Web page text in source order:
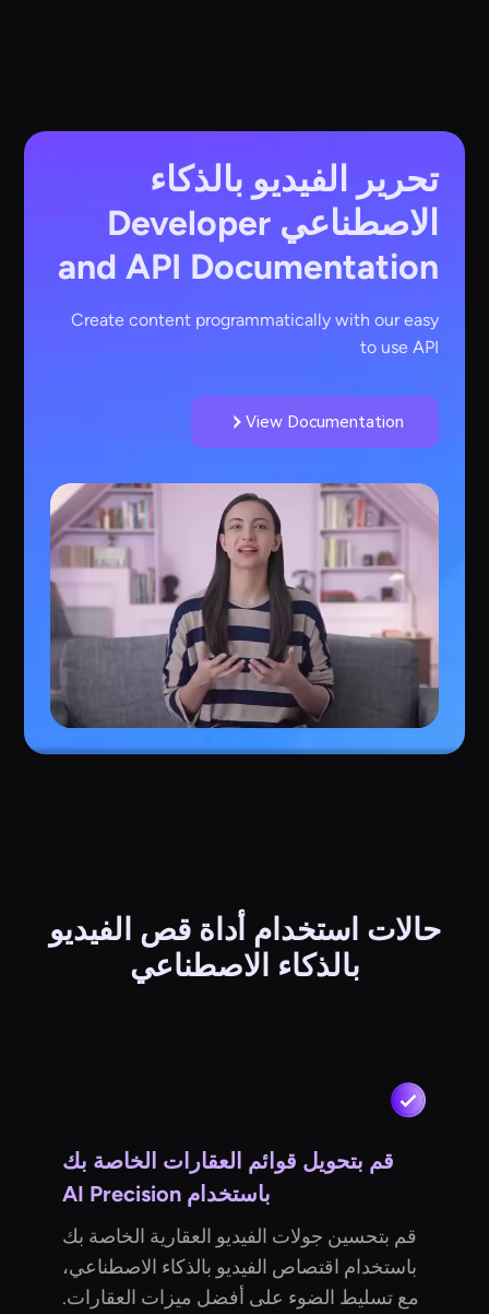
تحرير الفيديو بالذكاء
الاصطناعي Developer
and API Documentation
Create content programmatically with our easy
to use API
View Documentation
حالات استخدام أداة قص الفيديو
بالذكاء الاصطناعي
قم بتحويل قوائم العقارات الخاصة بك
باستخدام AI Precision
قم بتحسين جولات الفيديو العقارية الخاصة بك
باستخدام اقتصاص الفيديو بالذكاء الاصطناعي،
مع تسليط الضوء على أفضل ميزات العقارات.